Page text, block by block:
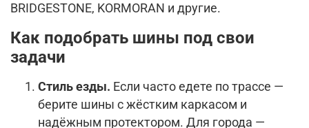
BRIDGESTONE, KORMORAN и другие.
Как подобрать шины под свои
задачи
Стиль езды. Если часто едете по трассе —
берите шины с жёстким каркасом и
надёжным протектором. Для города —